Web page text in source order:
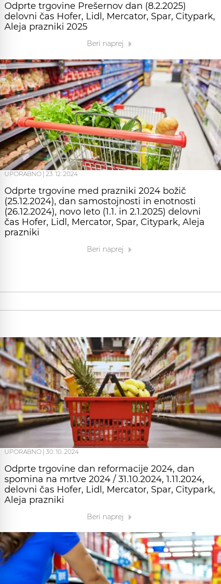
Odprte trgovine Prešernov dan (8.2.2025)
delovni čas Hofer, Lidl, Mercator, Spar, Citypark,
Aleja prazniki 2025
Beri naprej
UPORABNO 23. 12. 2024
Odprte trgovine med prazniki 2024 božič
(25.12.2024), dan samostojnosti in enotnosti
(26.12.2024), novo leto (1.1. in 2.1.2025) delovni
čas Hofer, Lidl, Mercator, Spar, Citypark, Aleja
prazniki
Beri naprej
UPORABNO | 30. 10. 2024
Odprte trgovine dan reformacije 2024, dan
spomina na mrtve 2024 / 31.10.2024, 1.11.2024,
delovni čas Hofer, Lidl, Mercator, Spar, Citypark,
Aleja prazniki
Beri naprej